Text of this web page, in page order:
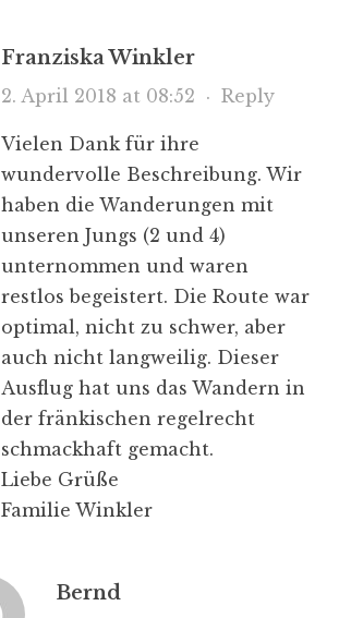
Franziska Winkler
2. April 2018 at 08:52 · Reply
Vielen Dank für ihre
wundervolle Beschreibung. Wir
haben die Wanderungen mit
unseren Jungs (2 und 4)
unternommen und waren
restlos begeistert. Die Route war
optimal, nicht zu schwer, aber
auch nicht langweilig. Dieser
Ausflug hat uns das Wandern in
der fränkischen regelrecht
schmackhaft gemacht.
Liebe Grüße
Familie Winkler
Bernd